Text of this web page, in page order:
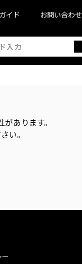
イド お問い合わせ
あります。
い。